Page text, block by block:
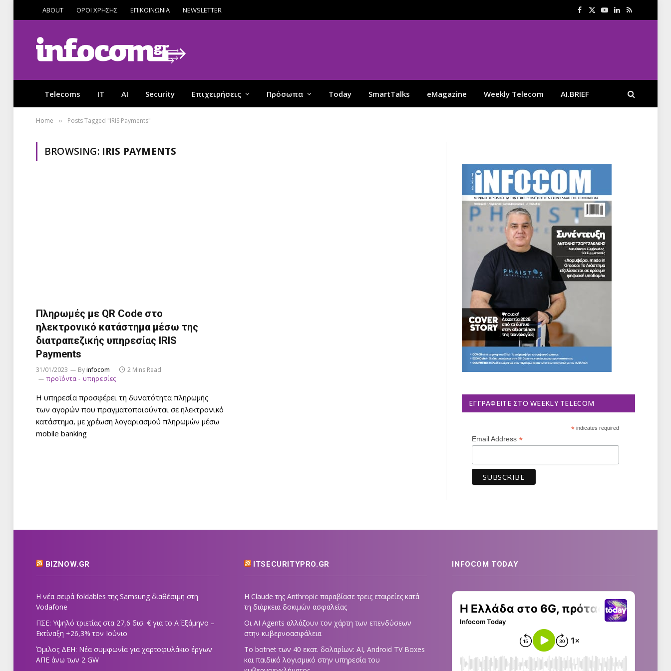
ABOUT ΟΡΟΙ ΧΡΗΣΗΣ ΕΠΙΚΟΙΝΩΝΙΑ NEWSLETTER Facebook
X
YouTube
LinkedIn
RSS
Telecoms IT AI Security Επιχειρήσεις Πρόσωπα Today SmartTalks eMagazine Weekly Telecom AI.BRIEF
Home » Posts Tagged "IRIS Payments"
BROWSING: IRIS PAYMENTS
Πληρωμές με QR Code στο
ηλεκτρονικό κατάστημα μέσω της
διατραπεζικής υπηρεσίας IRIS
Payments
31/01/2023 Byinfocom
2 Mins Read
προϊόντα - υπηρεσίες
Η υπηρεσία προσφέρει τη δυνατότητα πληρωμής
των αγορών που πραγματοποιούνται σε ηλεκτρονικό
κατάστημα, με χρέωση λογαριασμού πληρωμών μέσω
mobile banking
ΕΓΓΡΑΦΕΊΤΕ ΣΤΟ WEEKLY TELECOM
*indicates required
Email Address *
BIZNOW.GR
Η νέα σειρά foldables της Samsung διαθέσιμη στη
Vodafone
ΠΣΕ: Υψηλό τριετίας στα 27,6 δισ. € για το Α΄ Εξάμηνο –
Εκτίναξη +26,3% τον Ιούνιο
Όμιλος ΔΕΗ: Νέα συμφωνία για χαρτοφυλάκιο έργων
ΑΠΕ άνω των 2 GW
ITSECURITYPRO.GR
Η Claude της Anthropic παραβίασε τρεις εταιρείες κατά
τη διάρκεια δοκιμών ασφαλείας
Οι AI Agents αλλάζουν τον χάρτη των επενδύσεων
στην κυβερνοασφάλεια
Το botnet των 40 εκατ. δολαρίων: AI, Android TV Boxes
και παιδικό λογισμικό στην υπηρεσία του
INFOCOM TODAY